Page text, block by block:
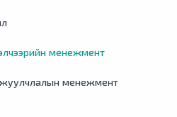
менежмент
жуулчлалын менежмент